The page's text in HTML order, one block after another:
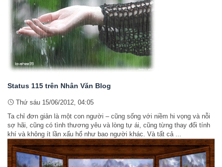
Status 115 trên Nhân Văn Blog
Thứ sáu 15/06/2012, 04:05
Ta chỉ đơn giản là một con người – cũng sống với niềm hi vọng và nỗi
sợ hãi, cũng có tình thương yêu và lòng tự ái, cũng từng thay đổi tính
khí và không ít lần xấu hổ như bao người khác. Và tất cả ...